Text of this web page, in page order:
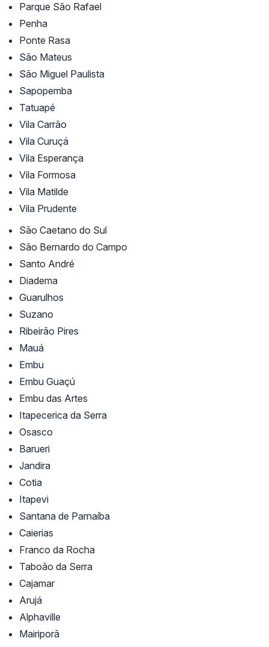
Parque São Rafael
Penha
Ponte Rasa
São Mateus
São Miguel Paulista
Sapopemba
Tatuapé
Vila Carrão
Vila Curuçá
Vila Esperança
Vila Formosa
Vila Matilde
Vila Prudente
São Caetano do Sul
São Bernardo do Campo
Santo André
Diadema
Guarulhos
Suzano
Ribeirão Pires
Mauá
Embu
Embu Guaçú
Embu das Artes
Itapecerica da Serra
Osasco
Barueri
Jandira
Cotia
Itapevi
Santana de Parnaíba
Caierias
Franco da Rocha
Taboão da Serra
Cajamar
Arujá
Alphaville
Mairiporã